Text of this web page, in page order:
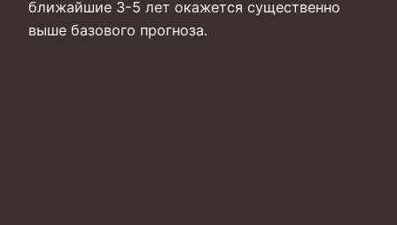
ближайшие 3-5 лет окажется существенно
выше базового прогноза.